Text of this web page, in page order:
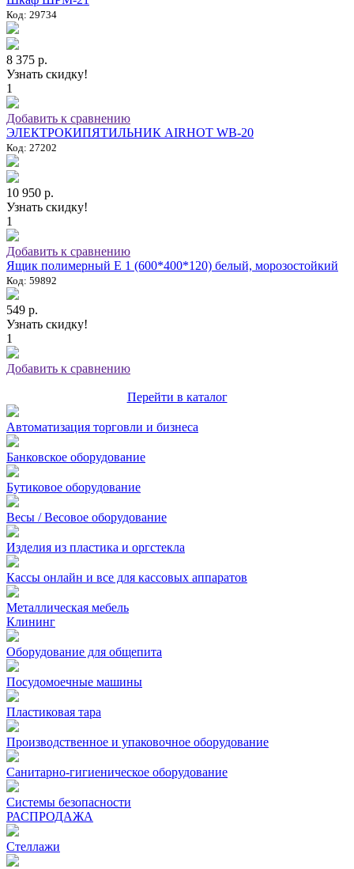
Код: 29734
8 375 р.
Узнать скидку!
1
Добавить к сравнению
ЭЛЕКТРОКИПЯТИЛЬНИК AIRHOT WB-20
Код: 27202
10 950 р.
Узнать скидку!
1
Добавить к сравнению
Ящик полимерный E 1 (600*400*120) белый, морозостойкий
Код: 59892
549 р.
Узнать скидку!
1
Добавить к сравнению
Перейти в каталог
Автоматизация торговли и бизнеса
Банковское оборудование
Бутиковое оборудование
Весы / Весовое оборудование
Изделия из пластика и оргстекла
Кассы онлайн и все для кассовых аппаратов
Металлическая мебель
Клининг
Оборудование для общепита
Посудомоечные машины
Пластиковая тара
Производственное и упаковочное оборудование
Санитарно-гигиеническое оборудование
Системы безопасности
РАСПРОДАЖА
Стеллажи